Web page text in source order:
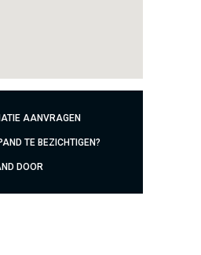
AANVRAGEN
TE BEZICHTIGEN?
DOOR